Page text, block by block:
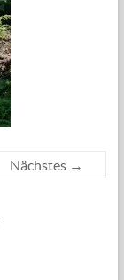
Nächstes →